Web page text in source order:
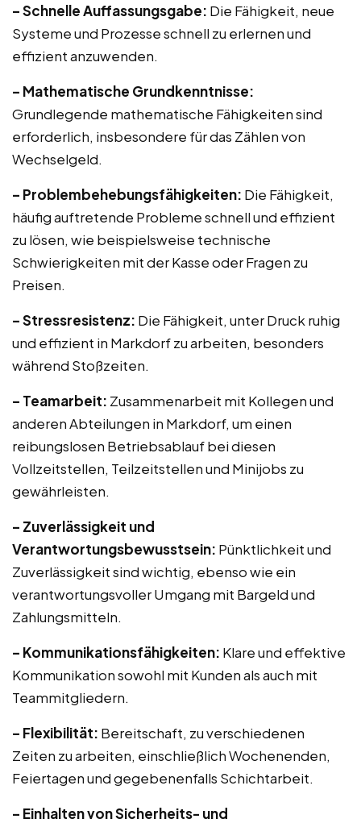
– Schnelle Auffassungsgabe: Die Fähigkeit, neue
Systeme und Prozesse schnell zu erlernen und
effizient anzuwenden.
– Mathematische Grundkenntnisse:
Grundlegende mathematische Fähigkeiten sind
erforderlich, insbesondere für das Zählen von
Wechselgeld.
– Problembehebungsfähigkeiten: Die Fähigkeit,
häufig auftretende Probleme schnell und effizient
zu lösen, wie beispielsweise technische
Schwierigkeiten mit der Kasse oder Fragen zu
Preisen.
– Stressresistenz: Die Fähigkeit, unter Druck ruhig
und effizient in Markdorf zu arbeiten, besonders
während Stoßzeiten.
– Teamarbeit: Zusammenarbeit mit Kollegen und
anderen Abteilungen in Markdorf, um einen
reibungslosen Betriebsablauf bei diesen
Vollzeitstellen, Teilzeitstellen und Minijobs zu
gewährleisten.
– Zuverlässigkeit und
Verantwortungsbewusstsein: Pünktlichkeit und
Zuverlässigkeit sind wichtig, ebenso wie ein
verantwortungsvoller Umgang mit Bargeld und
Zahlungsmitteln.
– Kommunikationsfähigkeiten: Klare und effektive
Kommunikation sowohl mit Kunden als auch mit
Teammitgliedern.
– Flexibilität: Bereitschaft, zu verschiedenen
Zeiten zu arbeiten, einschließlich Wochenenden,
Feiertagen und gegebenenfalls Schichtarbeit.
– Einhalten von Sicherheits- und